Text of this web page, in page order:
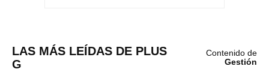
LAS MÁS LEÍDAS DE PLUS
G
Contenido de
Gestión